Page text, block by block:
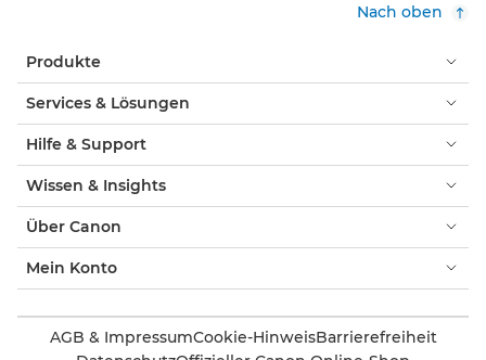
Nach oben
Produkte
Services & Lösungen
Hilfe & Support
Wissen & Insights
Über Canon
Mein Konto
AGB & ImpressumCookie-HinweisBarrierefreiheit